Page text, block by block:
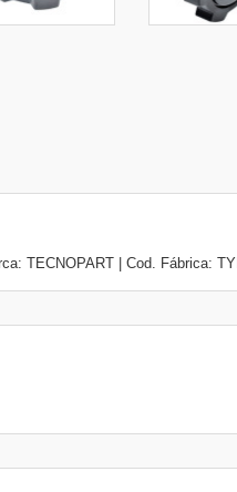
TECNOPART | Cod. Fábrica: